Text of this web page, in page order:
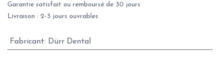
Garantie satisfait ou remboursé de 30 jours
Livraison : 2-3 jours ouvrables
Fabricant: Dürr Dental